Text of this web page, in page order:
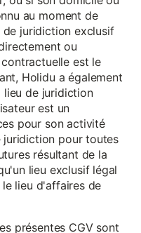
au moment de
juridiction exclusif
ou
est le
Holidu a également
lieu de juridiction
est un
pour son activité
juridiction pour toutes
résultant de la
lieu exclusif légal
lieu d'affaires de
présentes CGV sont